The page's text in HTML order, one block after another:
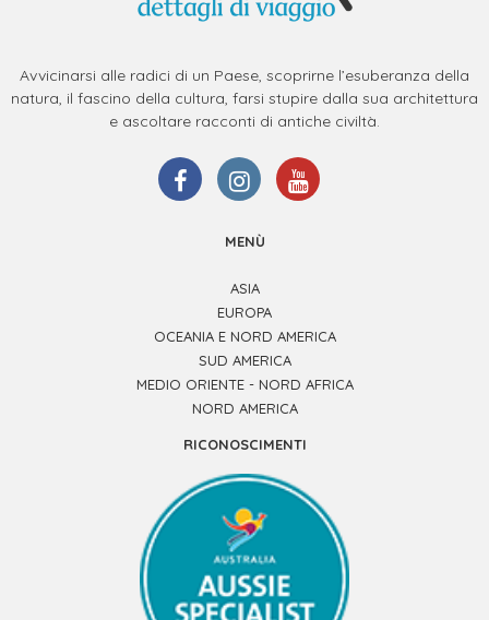
Avvicinarsi alle radici di un Paese, scoprirne l’esuberanza della
natura, il fascino della cultura, farsi stupire dalla sua architettura
e ascoltare racconti di antiche civiltà.
MENÙ
ASIA
EUROPA
OCEANIA E NORD AMERICA
SUD AMERICA
MEDIO ORIENTE - NORD AFRICA
NORD AMERICA
RICONOSCIMENTI